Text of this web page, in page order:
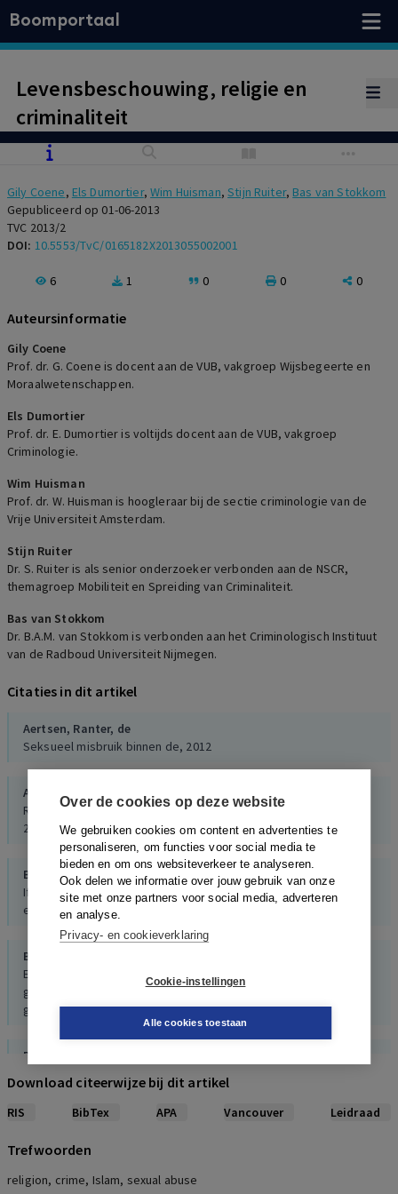
Over de cookies op deze website
We gebruiken cookies om content en advertenties te
personaliseren, om functies voor social media te
bieden en om ons websiteverkeer te analyseren.
Ook delen we informatie over jouw gebruik van onze
site met onze partners voor social media, adverteren
en analyse.
Privacy- en cookieverklaring
Cookie-instellingen
Alle cookies toestaan
Boomportaal
Levensbeschouwing, religie en
criminaliteit
Gily Coene, Els Dumortier,Wim Huisman,Stijn Ruiter, Bas van Stokkom
Gepubliceerd op 01-06-2013
TVC 2013/2
DOI: 10.5553/TvC/0165182X2013055002001
6 1 0 0 0
Auteursinformatie
Gily Coene
Prof. dr. G. Coene is docent aan de VUB, vakgroep Wijsbegeerte en
Moraalwetenschappen.
Els Dumortier
Prof. dr. E. Dumortier is voltijds docent aan de VUB, vakgroep
Criminologie.
Wim Huisman
Prof. dr. W. Huisman is hoogleraar bij de sectie criminologie van de
Vrije Universiteit Amsterdam.
Stijn Ruiter
Dr. S. Ruiter is als senior onderzoeker verbonden aan de NSCR,
themagroep Mobiliteit en Spreiding van Criminaliteit.
Bas van Stokkom
Dr. B.A.M. van Stokkom is verbonden aan het Criminologisch Instituut
van de Radboud Universiteit Nijmegen.
Citaties in dit artikel
Aertsen, Ranter, de
Seksueel misbruik binnen de, 2012
Aldridge
Religion in the contemporary world. A sociological introduction,
2000
Baier,
Wright
If you love me, keep my commandments. A meta-analysis of the
effect of religion, 2001
Balogh,
Eigenheid of eigenzinnigheid. Analyse van cultuur- en
geloofsgerelateerde denkbeelden en gedragsuitingen in de
gemeente Ede, 2009
Blokland,
allochtone jongeren uit het geboortecohort 1984
Tijdschrift voor Criminologie, 2, 2010
Bonger
Geloof en misdaad. Een criminologische studie, 1913
Download citeerwijze bij dit artikel
RIS BibTex APA Vancouver Leidraad
Trefwoorden
religion, crime, Islam, sexual abuse